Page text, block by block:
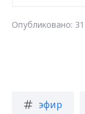
Опубликовано:
эфир